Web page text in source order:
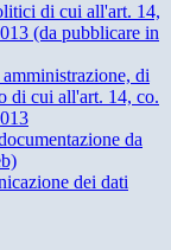
di cui all'art. 14,
(da pubblicare in
di
di cui all'art. 14, co.
da
dei dati